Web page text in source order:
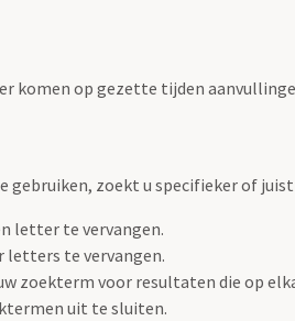
op gezette tijden
gebruiken, zoekt u specifieker of
letter te vervangen.
letters te vervangen.
zoekterm voor resultaten die op
uit te sluiten.